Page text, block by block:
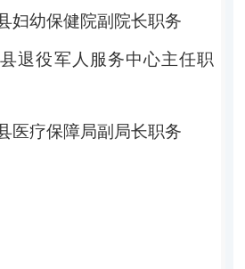
妇幼保健院副院长职务
退役军人服务中心主任职
医疗保障局副局长职务